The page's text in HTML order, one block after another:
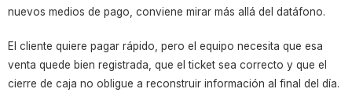
nuevos medios de pago, conviene mirar más allá del datáfono.
El cliente quiere pagar rápido, pero el equipo necesita que esa
venta quede bien registrada, que el ticket sea correcto y que el
cierre de caja no obligue a reconstruir información al final del día.